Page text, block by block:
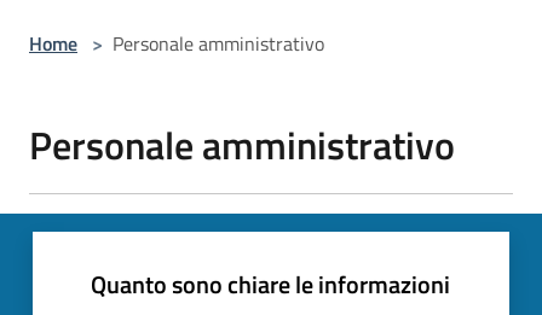
Home > Personale amministrativo
Personale amministrativo
Quanto sono chiare le informazioni